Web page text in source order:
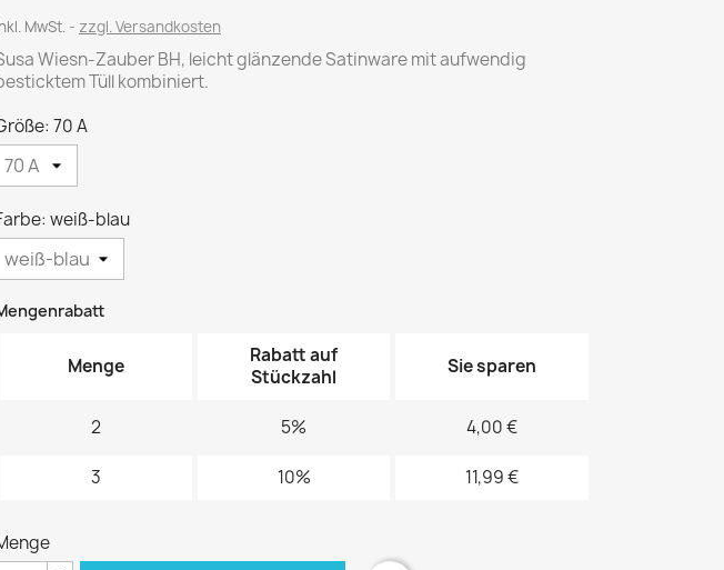
MwSt. zzgl. Versandkosten
Wiesn-Zauber BH, leicht glänzende Satinware mit aufwendig
Tüll kombiniert.
70 A
weiß-blau
Menge
Rabatt auf
Stückzahl
Sie sparen
2 5% 4,00 €
3 10% 11,99 €